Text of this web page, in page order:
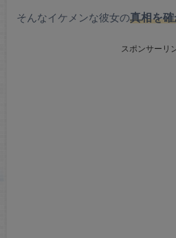
そんなイケメンな彼女の真相を
スポンサーリ